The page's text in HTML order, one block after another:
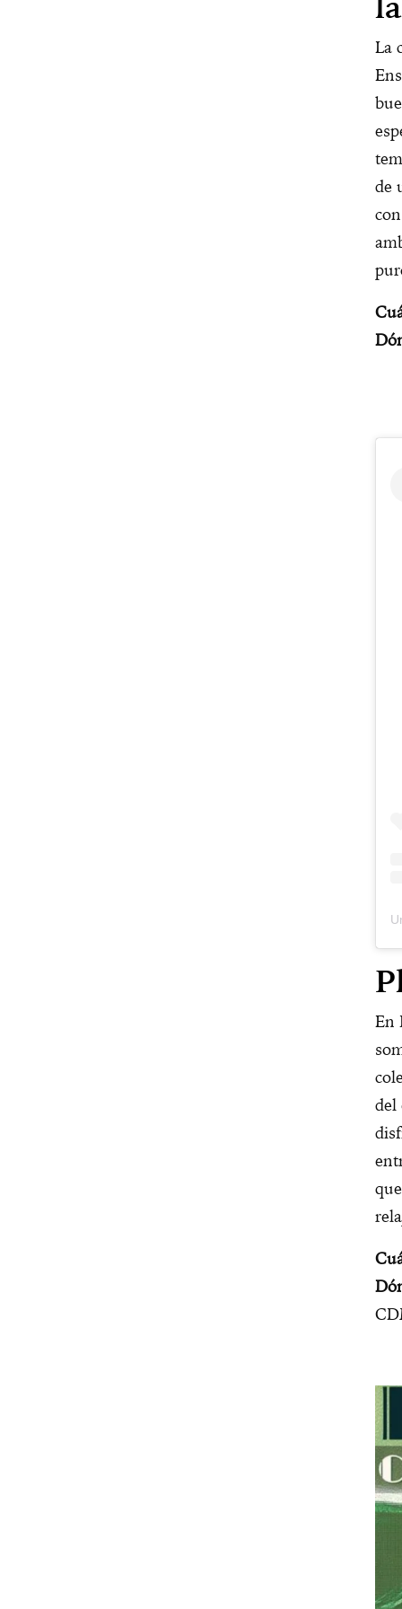
La
de
En
del